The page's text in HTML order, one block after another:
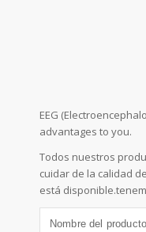
EEG
advantages to you.
Todos nuestros
cuidar de la calidad
está
Nombre del producto